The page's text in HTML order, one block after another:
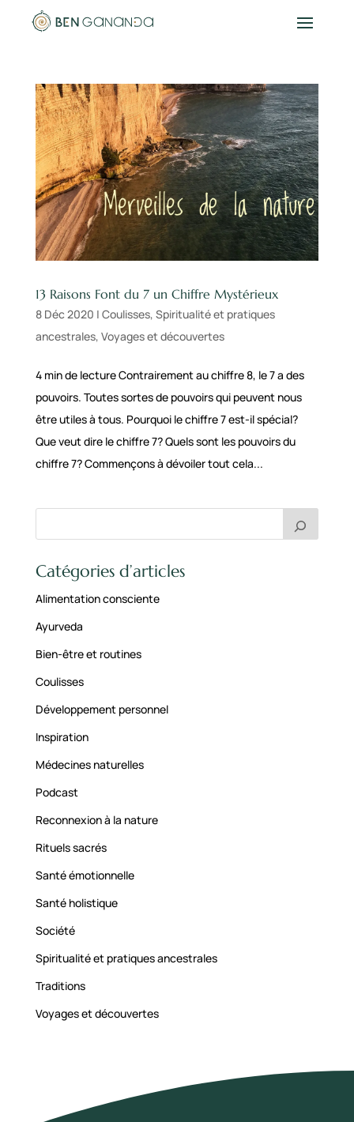
13 Raisons Font du 7 un Chiffre Mystérieux
8 Déc 2020 | Coulisses, Spiritualité et pratiques
ancestrales, Voyages et découvertes
4 min de lecture Contrairement au chiffre 8, le 7 a des
pouvoirs. Toutes sortes de pouvoirs qui peuvent nous
être utiles à tous. Pourquoi le chiffre 7 est-il spécial?
Que veut dire le chiffre 7? Quels sont les pouvoirs du
chiffre 7? Commençons à dévoiler tout cela...
Catégories d’articles
Alimentation consciente
Ayurveda
Bien-être et routines
Coulisses
Développement personnel
Inspiration
Médecines naturelles
Podcast
Reconnexion à la nature
Rituels sacrés
Santé émotionnelle
Santé holistique
Société
Spiritualité et pratiques ancestrales
Traditions
Voyages et découvertes